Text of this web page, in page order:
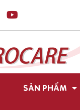
SẢN PHẨM